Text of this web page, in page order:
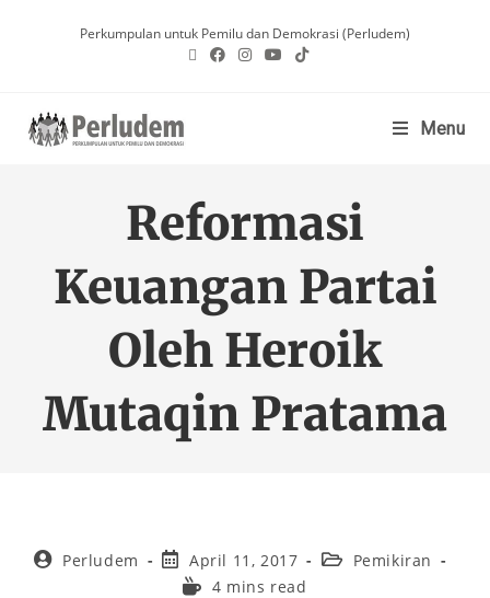
Perkumpulan untuk Pemilu dan Demokrasi (Perludem)
Menu
Reformasi
Keuangan Partai
Oleh Heroik
Mutaqin Pratama
Perludem April 11, 2017
Pemikiran
4 mins read